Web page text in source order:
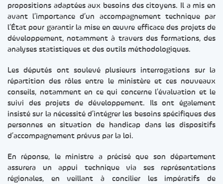
propositions adaptées aux besoins des citoyens. Il a mis en
avant l’importance d’un accompagnement technique par
l’État pour garantir la mise en œuvre efficace des projets de
développement, notamment à travers des formations, des
analyses statistiques et des outils méthodologiques.
Les députés ont soulevé plusieurs interrogations sur la
répartition des rôles entre le ministère et ces nouveaux
conseils, notamment en ce qui concerne l’évaluation et le
suivi des projets de développement. Ils ont également
insisté sur la nécessité d’intégrer les besoins spécifiques des
personnes en situation de handicap dans les dispositifs
d’accompagnement prévus par la loi.
En réponse, le ministre a précisé que son département
assurera un appui technique via ses représentations
régionales, en veillant à concilier les impératifs de